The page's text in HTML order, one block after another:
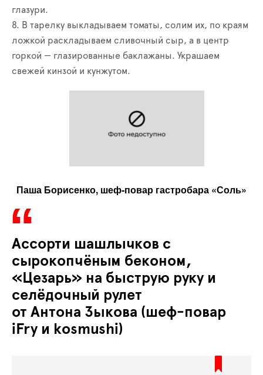
глазури.
8. В тарелку выкладываем томаты, солим их, по краям
ложкой раскладываем сливочный сыр, а в центр
горкой — глазированные баклажаны. Украшаем
свежей кинзой и кунжутом.
Паша Борисенко, шеф-повар гастробара «Соль»
Ассорти шашлычков с
сырокопчёным беконом,
«Цезарь» на быструю руку и
селёдочный рулет
от Антона Зыкова (шеф-повар
iFry и kosmushi)